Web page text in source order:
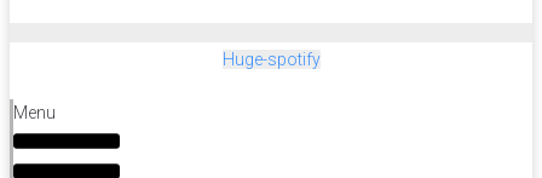
Huge-spotify
Menu